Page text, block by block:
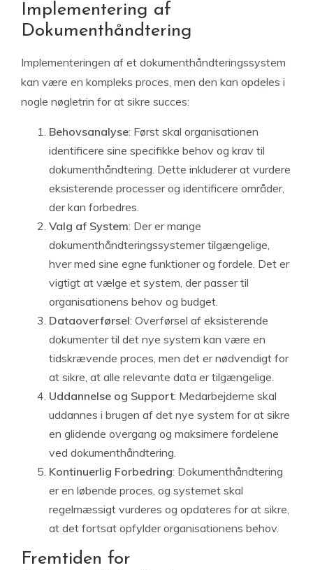
Implementering af
Dokumenthåndtering
Implementeringen af et dokumenthåndteringssystem
kan være en kompleks proces, men den kan opdeles i
nogle nøgletrin for at sikre succes:
Behovsanalyse: Først skal organisationen
identificere sine specifikke behov og krav til
dokumenthåndtering. Dette inkluderer at vurdere
eksisterende processer og identificere områder,
der kan forbedres.
Valg af System: Der er mange
dokumenthåndteringssystemer tilgængelige,
hver med sine egne funktioner og fordele. Det er
vigtigt at vælge et system, der passer til
organisationens behov og budget.
Dataoverførsel: Overførsel af eksisterende
dokumenter til det nye system kan være en
tidskrævende proces, men det er nødvendigt for
at sikre, at alle relevante data er tilgængelige.
Uddannelse og Support: Medarbejderne skal
uddannes i brugen af det nye system for at sikre
en glidende overgang og maksimere fordelene
ved dokumenthåndtering.
Kontinuerlig Forbedring: Dokumenthåndtering
er en løbende proces, og systemet skal
regelmæssigt vurderes og opdateres for at sikre,
at det fortsat opfylder organisationens behov.
Fremtiden for